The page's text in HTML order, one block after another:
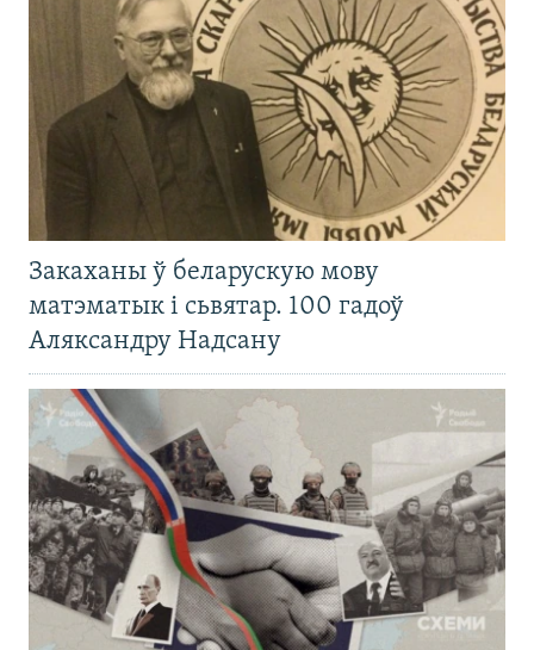
Закаханы ў беларускую мову
матэматык і сьвятар. 100 гадоў
Аляксандру Надсану